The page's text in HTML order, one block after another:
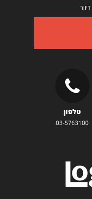
טלפון
03-5763100